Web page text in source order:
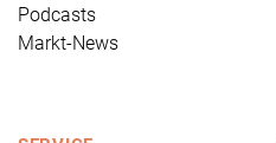
Podcasts
Markt-News